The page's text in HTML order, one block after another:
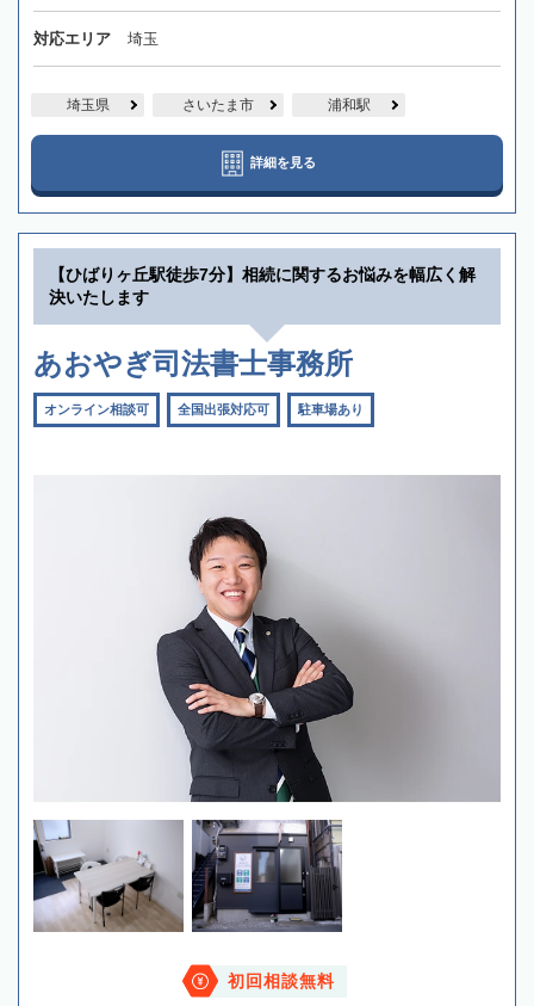
対応エリア 埼玉
埼玉県 さいたま市 浦和駅
詳細を見る
【ひばりヶ丘駅徒歩7分】相続に関するお悩みを幅広く解
決いたします
あおやぎ司法書士事務所
オンライン相談可 全国出張対応可 駐車場あり
初回相談無料